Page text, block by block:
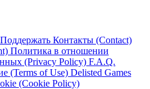
Поддержать Контакты (Contact)
Политика в отношении
(Privacy Policy) F.A.Q.
(Terms of Use) Delisted Games
(Cookie Policy)